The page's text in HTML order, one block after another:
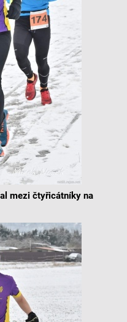
mezi čtyřicátníky na